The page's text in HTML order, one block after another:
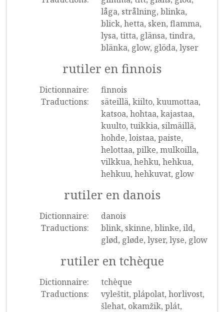
låga, strålning, blinka,
blick, hetta, sken, flamma,
lysa, titta, glänsa, tindra,
blänka, glow, glöda, lyser
rutiler en finnois
Dictionnaire:
finnois
Traductions:
säteillä, kiilto, kuumottaa,
katsoa, hohtaa, kajastaa,
kuulto, tuikkia, silmäillä,
hohde, loistaa, paiste,
helottaa, pilke, mulkoilla,
vilkkua, hehku, hehkua,
hehkuu, hehkuvat, glow
rutiler en danois
Dictionnaire:
danois
Traductions:
blink, skinne, blinke, ild,
glød, gløde, lyser, lyse, glow
rutiler en tchèque
Dictionnaire:
tchèque
Traductions:
vyleštit, plápolat, horlivost,
šlehat, okamžik, plát,